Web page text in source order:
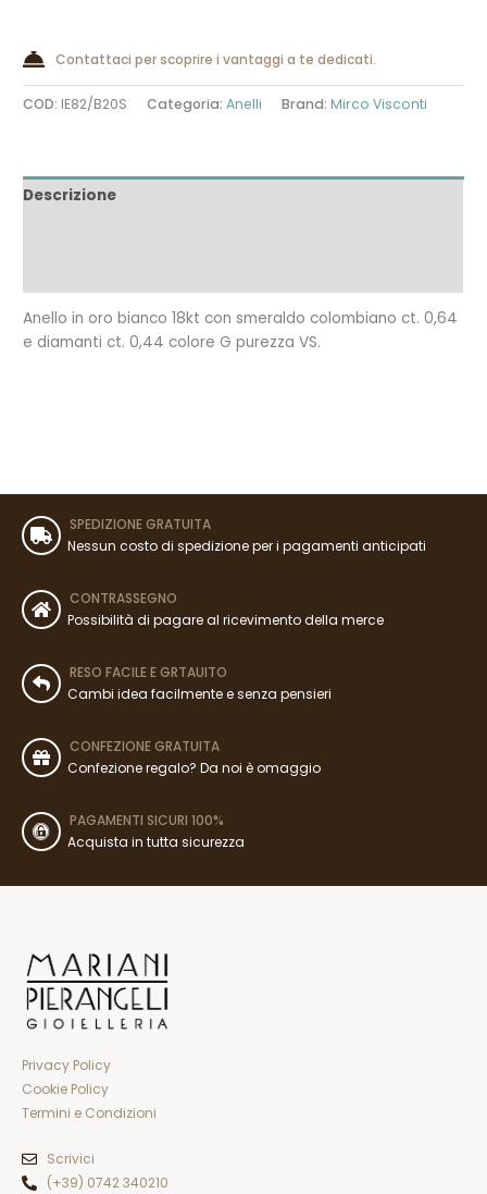
Contattaci per scoprire i vantaggi a te dedicati.
COD: IE82/B20S Categoria:Anelli Brand:Mirco Visconti
Descrizione
Anello in oro bianco 18kt con smeraldo colombiano ct. 0,64
e diamanti ct. 0,44 colore G purezza VS.
SPEDIZIONE GRATUITA
Nessun costo di spedizione per i pagamenti anticipati
CONTRASSEGNO
Possibilità di pagare al ricevimento della merce
RESO FACILE E GRTAUITO
Cambi idea facilmente e senza pensieri
CONFEZIONE GRATUITA
Confezione regalo? Da noi è omaggio
PAGAMENTI SICURI 100%
Acquista in tutta sicurezza
Privacy Policy
Cookie Policy
Termini e Condizioni
Scrivici
(+39) 0742 340210